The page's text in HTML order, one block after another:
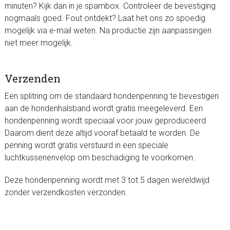
minuten? Kijk dan in je spambox. Controleer de bevestiging
nogmaals goed. Fout ontdekt? Laat het ons zo spoedig
mogelijk via e-mail weten. Na productie zijn aanpassingen
niet meer mogelijk.
Verzenden
Een splitring om de standaard hondenpenning te bevestigen
aan de hondenhalsband wordt gratis meegeleverd. Een
hondenpenning wordt speciaal voor jouw geproduceerd.
Daarom dient deze altijd vooraf betaald te worden. De
penning wordt gratis verstuurd in een speciale
luchtkussenenvelop om beschadiging te voorkomen.
Deze hondenpenning wordt met 3 tot 5 dagen wereldwijd
zonder verzendkosten verzonden.